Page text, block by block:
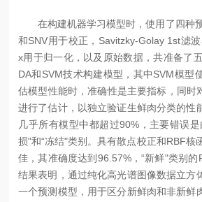
在构建机器学习模型时，使用了四种
和SNV用于校正，Savitzky-Golay 1st滤
x用于归一化，以及原始数据，共准备了
DA和SVM技术构建模型，其中SVM模型
估模型性能时，准确性是主要指标，同时
进行了估计，以独立验证生鲜肉分类的性
几乎所有模型中都超过90%，主要错误
损"和“冻结"类别。具有散点校正和RBF核
佳，其准确度达到96.57%，“新鲜"类别
结果表明，通过纯化高光谱图像数据立方
一个预测模型，用于区分新鲜肉和非新鲜